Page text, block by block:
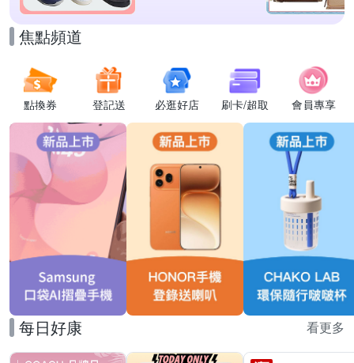
焦點頻道
點換券 登記送 必逛好店 刷卡/超取 會員專享
每日好康 看更多